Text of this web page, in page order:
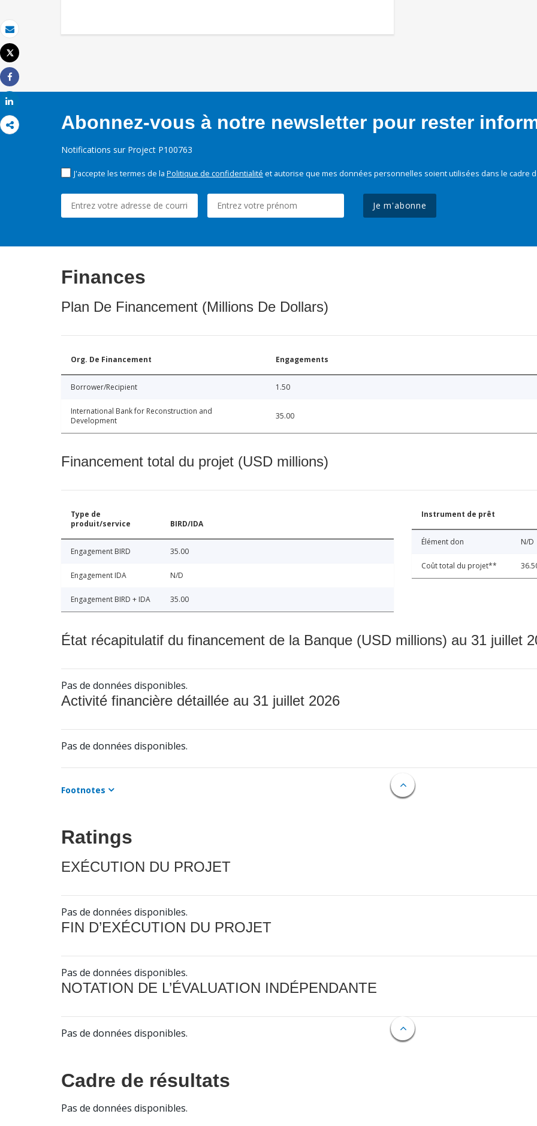
Email
Imprimer
Tweet
Share
Abonnez-vous à notre newsletter pour rester
Notifications sur Project P100763
J'accepte les termes de la Politique de confidentialité et autorise que mes données personnelles soient utilisées dans le cadre
Je m'abonne
Finances
Plan De Financement (Millions De Dollars)
Org. De Financement Engagements
Borrower/Recipient 1.50
International Bank for Reconstruction and
Development
35.00
Financement total du projet (USD millions)
Type de
produit/service
BIRD/IDA
Engagement BIRD 35.00
Engagement IDA N/D
Engagement BIRD + IDA 35.00
Instrument de prêt
Élément don N/D
Coût total du projet**
État récapitulatif du financement de la Banque (USD millions) au 31 juillet
Pas de données disponibles.
Activité financière détaillée au 31 juillet 2026
Pas de données disponibles.
Footnotes
Ratings
EXÉCUTION DU PROJET
Pas de données disponibles.
FIN D’EXÉCUTION DU PROJET
Pas de données disponibles.
NOTATION DE L’ÉVALUATION INDÉPENDANTE
Pas de données disponibles.
Cadre de résultats
Pas de données disponibles.